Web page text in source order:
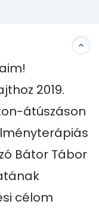
2019.
átúszáson
Bátor Tábor
célom